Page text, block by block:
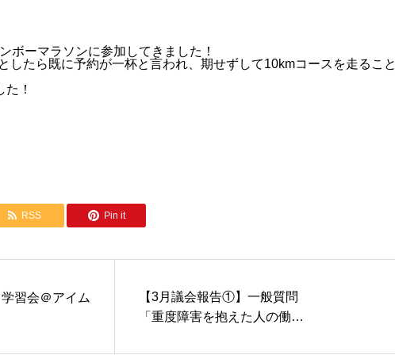
ボーマラソンに参加してきました！
したら既に予約が一杯と言われ、期せずして10kmコースを走ること
！
RSS Pin it
習会＠アイム
【3月議会報告①】一般質問
「重度障害を抱えた人の働き